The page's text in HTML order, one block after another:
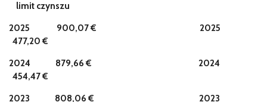
limit czynszu
2025 900,07 €
2025
477,20 €
2024 879,66 €
2024
454,47 €
2023 808,06 € 2023